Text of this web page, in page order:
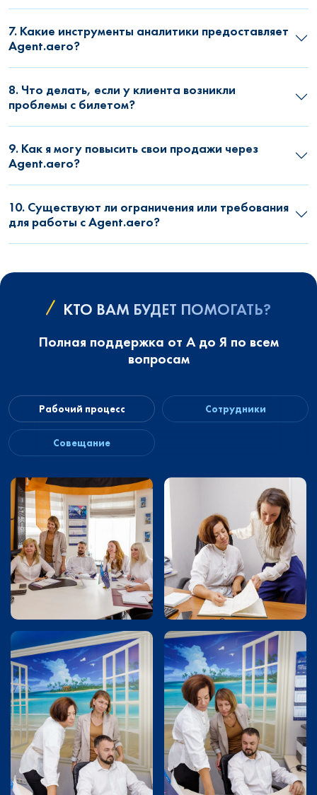
7. Какие инструменты аналитики предоставляет
Agent.aero?
8. Что делать, если у клиента возникли
проблемы с билетом?
9. Как я могу повысить свои продажи через
Agent.aero?
10. Существуют ли ограничения или требования
для работы с Agent.aero?
КТО ВАМ БУДЕТ ПОМОГАТЬ?
Полная поддержка от А до Я по всем
вопросам
Рабочий процесс Сотрудники
Совещание